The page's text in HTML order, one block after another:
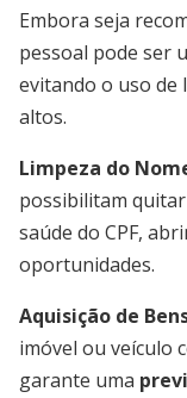
Embora seja
pessoal pode ser
evitando o uso de
altos.
Limpeza do
possibilitam
saúde do CPF,
oportunidades.
Aquisição de
imóvel ou veículo
garante uma